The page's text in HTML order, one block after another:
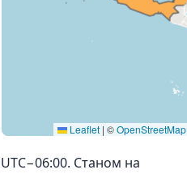
Leaflet | ©OpenStreetMap
Станом на